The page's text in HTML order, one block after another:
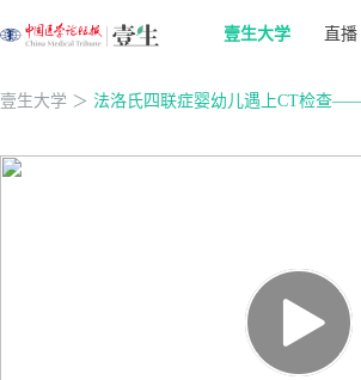
壹生大学 直播
壹生大学 ＞ 法洛氏四联症婴幼儿遇上CT检查